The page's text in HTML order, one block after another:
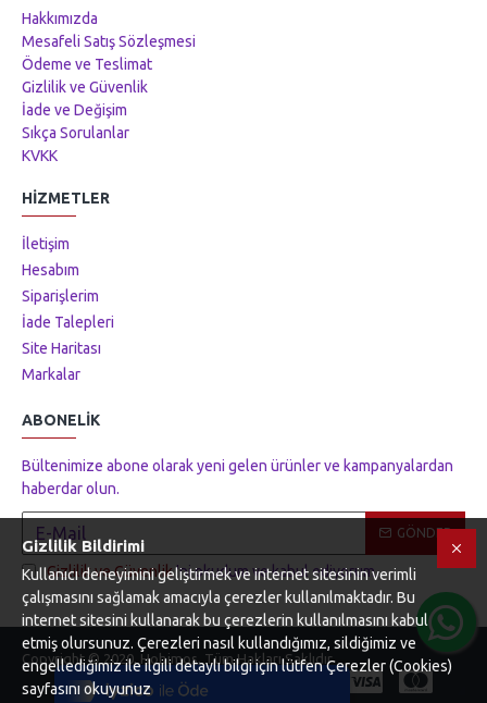
Tek Tıkla Ödeme Kolaylığı
7/24 Canlı Destek
Hakkımızda
Mesafeli Satış Sözleşmesi
Ödeme ve Teslimat
Gizlilik ve Güvenlik
İade ve Değişim
Sıkça Sorulanlar
KVKK
HIZMETLER
İletişim
Hesabım
Siparişlerim
İade Talepleri
Site Haritası
Markalar
ABONELIK
Bültenimize abone olarak yeni gelen ürünler ve kampanyalardan
haberdar olun.
GÖNDER
Gizlilik ve Güvenlik'ni okudum ve kabul ediyorum.
Copyright © 2020, Hobimos, Tüm Hakları Saklıdır
Gizlilik Bildirimi
Kullanıcı deneyimini geliştirmek ve internet sitesinin verimli
çalışmasını sağlamak amacıyla çerezler kullanılmaktadır. Bu
internet sitesini kullanarak bu çerezlerin kullanılmasını kabul
etmiş olursunuz. Çerezleri nasıl kullandığımız, sildiğimiz ve
engellediğimiz ile ilgili detaylı bilgi için lütfen Çerezler (Cookies)
sayfasını okuyunuz